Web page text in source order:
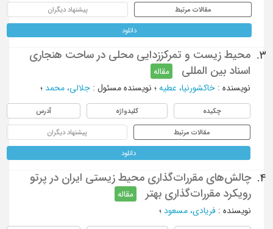
مقالات مرتبط پیشنهاد دیگران
دانلود
3.
محیط زیست و تمرکززدایی محلی در ساحت هنجاری
اسناد بین المللی
مقاله
نویسنده: خاکشورنیا، عطیه؛ نویسنده مسئول : جلالی، محمد؛
چکیده کلیدواژه آدرس
مقالات مرتبط پیشنهاد دیگران
دانلود
4.
چالش‌های مقررات‌گذاری محیط زیستی ایران در پرتو
رویکرد مقررات‌گذاری بهتر
مقاله
نویسنده: فریادی، مسعود؛